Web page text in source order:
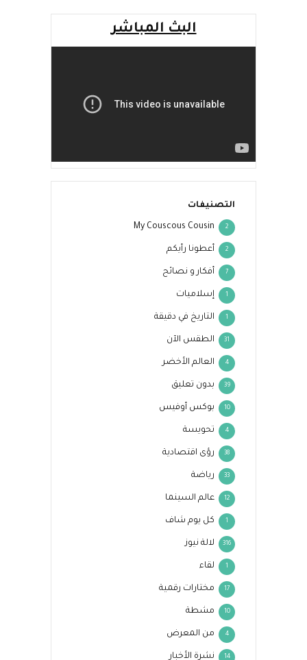
البث المباشر
التصنيفات
My Couscous Cousin 2
أعطونا رأيكم 2
أفكار و نصائح 7
إسلاميات 1
التاريخ في دقيقة 1
الطقس الآن 31
العالم الأخضر 4
بدون تعليق 39
بوكس أوفيس 10
تحويسة 4
رؤى اقتصادية 38
رياضة 33
عالم السينما 12
كل يوم شاف 1
لالة نيوز 316
لقاء 1
مختارات رقمية 17
مشطة 10
من المعرض 4
نشرة الأخبار 14